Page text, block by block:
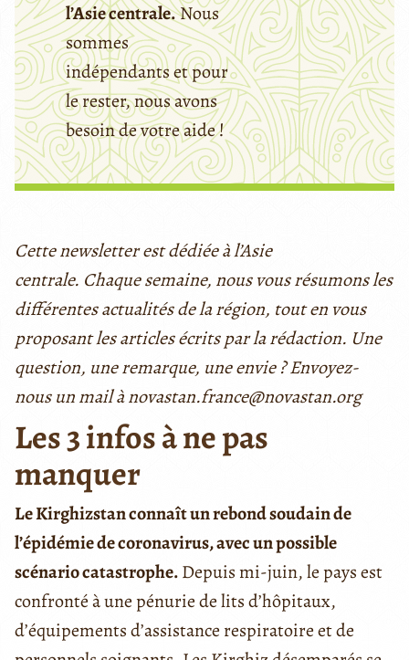
l’Asie centrale.Nous
sommes
indépendants et pour
le rester, nous avons
besoin de votre aide !
Cette newsletter est dédiée à l’Asie
centrale. Chaque semaine, nous vous résumons les
différentes actualités de la région, tout en vous
proposant les articles écrits par la rédaction. Une
question, une remarque, une envie ? Envoyez-
nous un mail à novastan.france@novastan.org
Les 3 infos à ne pas
manquer
Le Kirghizstan connaît un rebond soudain de
l’épidémie de coronavirus, avec un possible
scénario catastrophe.Depuis mi-juin, le pays est
confronté à une pénurie de lits d’hôpitaux,
d’équipements d’assistance respiratoire et de